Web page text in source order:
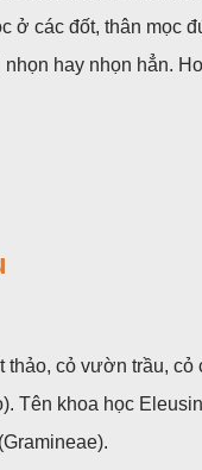
ở các đốt, thân mọc
hay nhọn hẳn.
cỏ vườn trầu, cỏ
Tên khoa học